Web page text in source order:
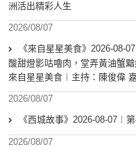
洲活出精彩人生
2026/08/07
《來自星星美食》2026-08-
酸甜燈影咕嚕肉，堂弄黃油蟹
來自星星美食︱主持：陳俊偉
2026/08/07
《西城故事》2026-08-07︱
2026/08/07